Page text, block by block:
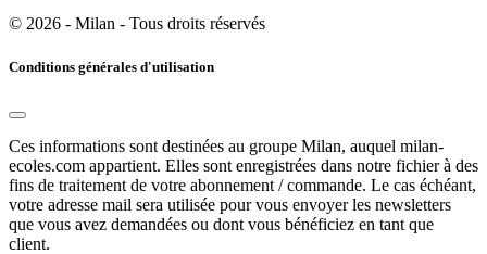
© 2026 - Milan - Tous droits réservés
Conditions générales d'utilisation
Ces informations sont destinées au groupe Milan, auquel milan-
ecoles.com appartient. Elles sont enregistrées dans notre fichier à des
fins de traitement de votre abonnement / commande. Le cas échéant,
votre adresse mail sera utilisée pour vous envoyer les newsletters
que vous avez demandées ou dont vous bénéficiez en tant que
client.